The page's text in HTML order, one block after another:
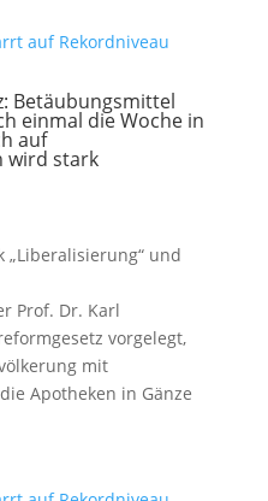
Betäubungsmittel
einmal die Woche in
auf
wird stark
und
Prof. Dr. Karl
vorgelegt,
mit
Apotheken in Gänze